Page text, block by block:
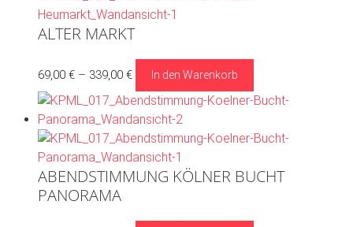
ALTER MARKT
69,00 € – 339,00 € In den Warenkorb
weist
Varianten
Die
können
ABENDSTIMMUNG KÖLNER BUCHT
PANORAMA